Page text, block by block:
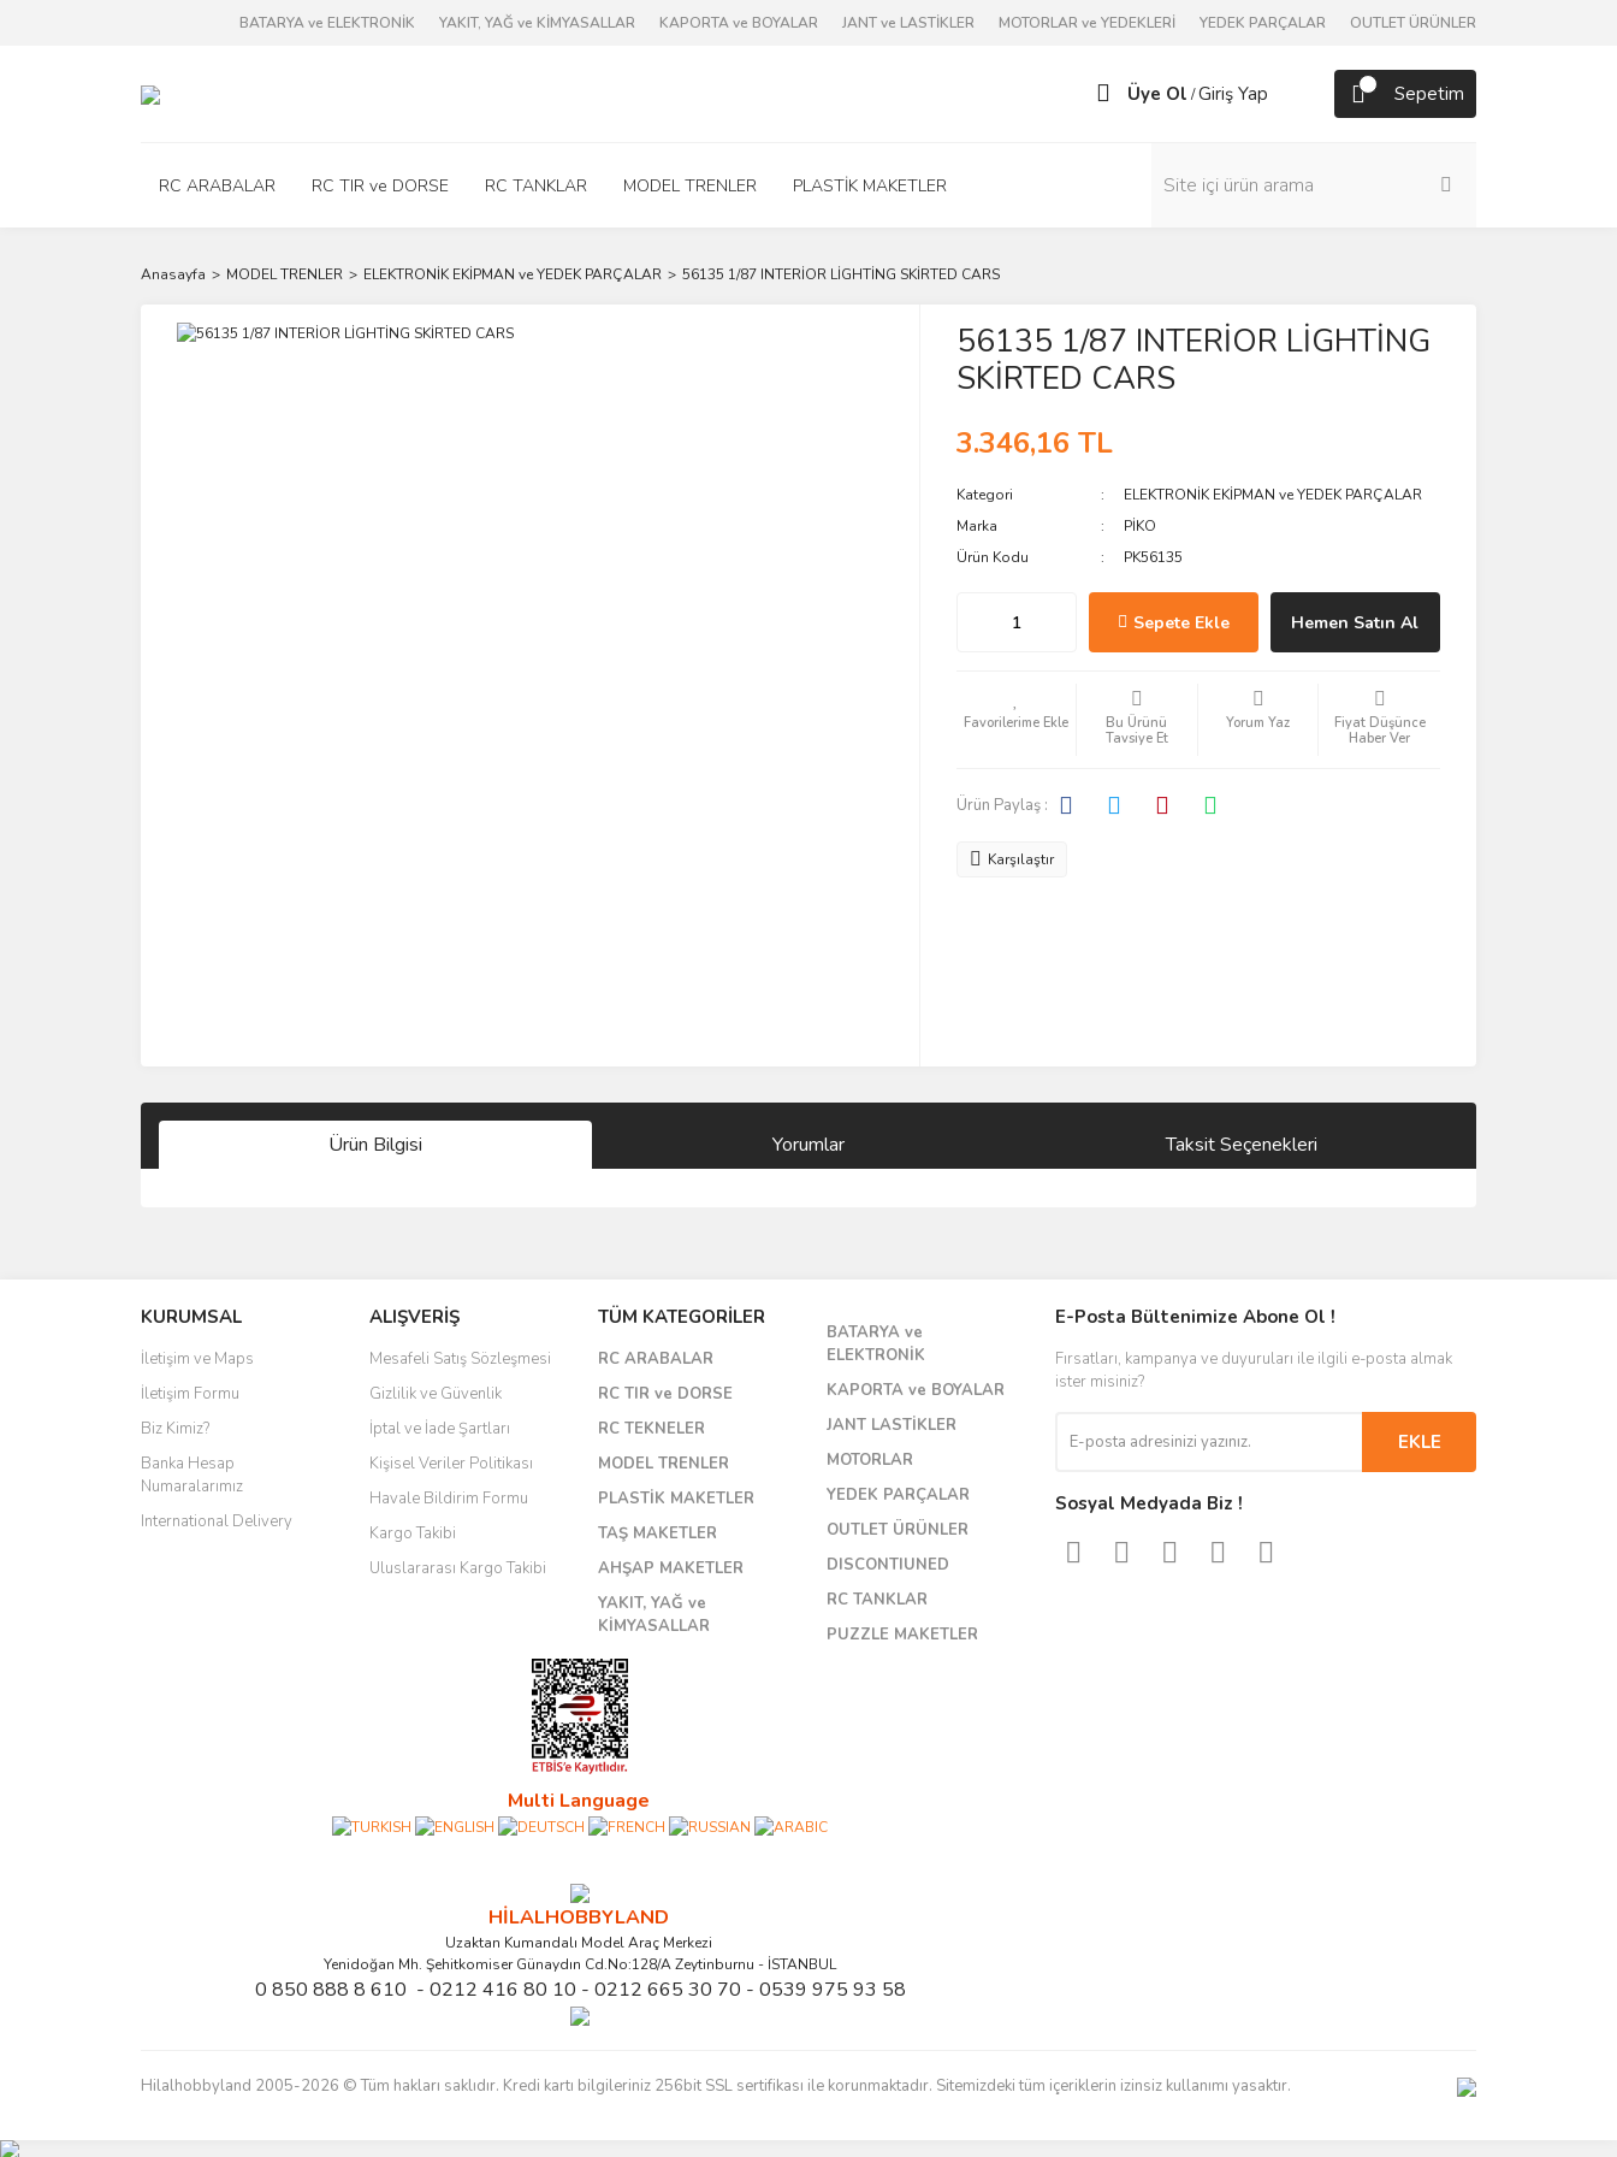
BATARYA ve ELEKTRONİK YAKIT, YAĞ ve KİMYASALLAR KAPORTA ve BOYALAR JANT ve LASTİKLER MOTORLAR ve YEDEKLERİ YEDEK PARÇALAR OUTLET ÜRÜNLER
Üye Ol /Giriş Yap Sepetim
RC ARABALAR RC TIR ve DORSE RC TANKLAR MODEL TRENLER PLASTİK MAKETLER
Anasayfa MODEL TRENLER ELEKTRONİK EKİPMAN ve YEDEK PARÇALAR 56135 1/87 INTERİOR LİGHTİNG SKİRTED CARS
56135 1/87 INTERİOR LİGHTİNG
SKİRTED CARS
3.346,16 TL
Kategori
ELEKTRONİK EKİPMAN ve YEDEK PARÇALAR
Marka
PİKO
Ürün Kodu
PK56135
Sepete Ekle Hemen Satın Al
Bu Ürünü
Tavsiye Et
Yorum Yaz
Fiyat Düşünce
Haber Ver
Ürün Paylaş :
Karşılaştır
Ürün Bilgisi Yorumlar Taksit Seçenekleri
Yorum Yaz
KURUMSAL
İletişim ve Maps
İletişim Formu
Biz Kimiz?
Banka Hesap
Numaralarımız
International Delivery
ALIŞVERİŞ
Mesafeli Satış Sözleşmesi
Gizlilik ve Güvenlik
İptal ve İade Şartları
Kişisel Veriler Politikası
Havale Bildirim Formu
Kargo Takibi
Uluslararası Kargo Takibi
TÜM KATEGORİLER
RC ARABALAR
RC TIR ve DORSE
RC TEKNELER
MODEL TRENLER
PLASTİK MAKETLER
TAŞ MAKETLER
AHŞAP MAKETLER
YAKIT, YAĞ ve
KİMYASALLAR
BATARYA ve
ELEKTRONİK
KAPORTA ve BOYALAR
JANT LASTİKLER
MOTORLAR
YEDEK PARÇALAR
OUTLET ÜRÜNLER
DISCONTIUNED
RC TANKLAR
PUZZLE MAKETLER
Multi Language
HİLALHOBBYLAND
Uzaktan Kumandalı Model Araç Merkezi
Yenidoğan Mh. Şehitkomiser Günaydın Cd.No:128/A Zeytinburnu - İSTANBUL
0 850 888 8 610 - 0212 416 80 10 - 0212 665 30 70 - 0539 975 93 58
E-Posta Bültenimize Abone Ol !
Fırsatları, kampanya ve duyuruları ile ilgili e-posta almak
ister misiniz?
EKLE
Sosyal Medyada Biz !
Hilalhobbyland 2005-2026 © Tüm hakları saklıdır. Kredi kartı bilgileriniz 256bit SSL sertifikası ile korunmaktadır. Sitemizdeki tüm içeriklerin izinsiz kullanımı yasaktır.